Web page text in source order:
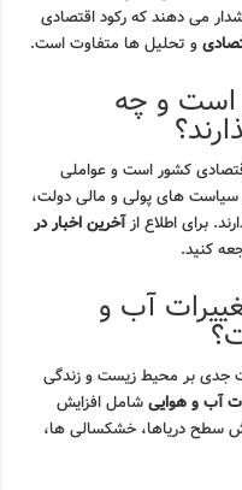
می دهند که رکود اقتصادی
و تحلیل ها متفاوت است.
است و چه
کشور است و عواملی
سیاست های پولی و مالی دولت،
برای اطلاع ازآخرین اخبار در
کنید.
آب و
جدی بر محیط زیست و زندگی
آب و هواییشامل افزایش
سطح دریاها، خشکسالی ها،